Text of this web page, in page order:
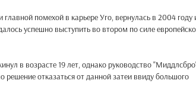
помехой в карьере Уго, вернулась в 2004 году
успешно выступить во втором по силе
в возрасте 19 лет, однако руководство
решение отказаться от данной затеи ввиду большого